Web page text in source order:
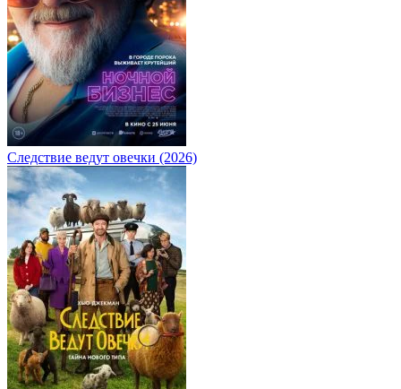
Следствие ведут овечки (2026)